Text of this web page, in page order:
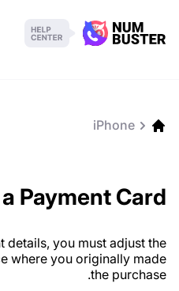
iPhone
Payment Card
details, you must adjust the
where you originally made
the purchase.